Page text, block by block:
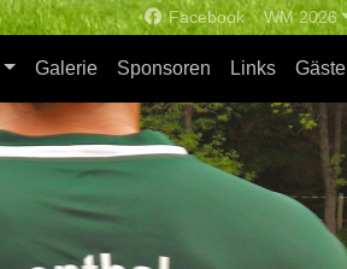
Facebook WM 2026
Galerie Sponsoren Links